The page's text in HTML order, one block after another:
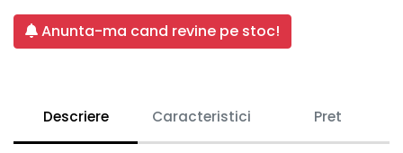
Anunta-ma cand revine pe stoc!
Descriere Caracteristici Pret